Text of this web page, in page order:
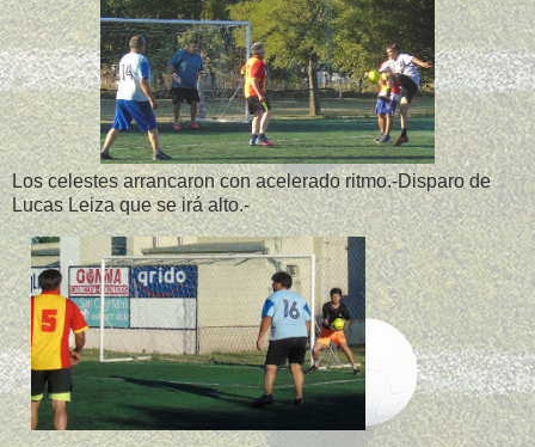
Los celestes arrancaron con acelerado ritmo.-Disparo de
Lucas Leiza que se irá alto.-